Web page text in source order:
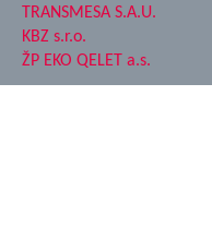
TRANSMESA S.A.U.
KBZ s.r.o.
ŽP EKO QELET a.s.